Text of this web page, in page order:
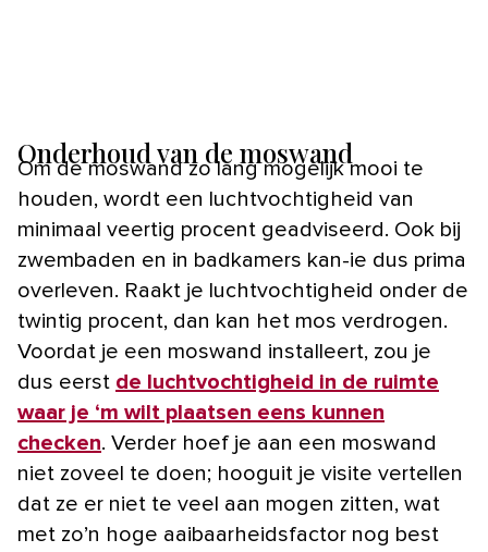
Onderhoud van de moswand
Om de moswand zo lang mogelijk mooi te
houden, wordt een luchtvochtigheid van
minimaal veertig procent geadviseerd. Ook bij
zwembaden en in badkamers kan-ie dus prima
overleven. Raakt je luchtvochtigheid onder de
twintig procent, dan kan het mos verdrogen.
Voordat je een moswand installeert, zou je
dus eerst de luchtvochtigheid in de ruimte
waar je ‘m wilt plaatsen eens kunnen
checken. Verder hoef je aan een moswand
niet zoveel te doen; hooguit je visite vertellen
dat ze er niet te veel aan mogen zitten, wat
met zo’n hoge aaibaarheidsfactor nog best